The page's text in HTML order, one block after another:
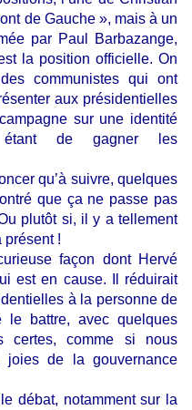
de Gauche », mais à un
par Paul Barbazange,
la position officielle. On
communistes qui ont
aux présidentielles
sur une identité
étant de gagner les
qu’à suivre, quelques
que ça ne passe pas
plutôt si, il y a tellement
présent !
façon dont Hervé
est en cause. Il réduirait
à la personne de
battre, avec quelques
certes, comme si nous
joies de la gouvernance
débat, notamment sur la